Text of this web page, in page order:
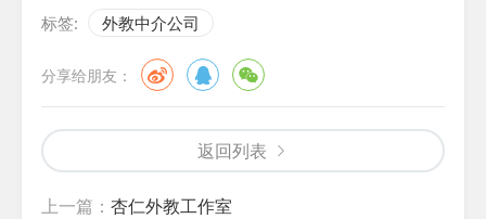
标签: 外教中介公司
分享给朋友：
返回列表
上一篇： 杏仁外教工作室